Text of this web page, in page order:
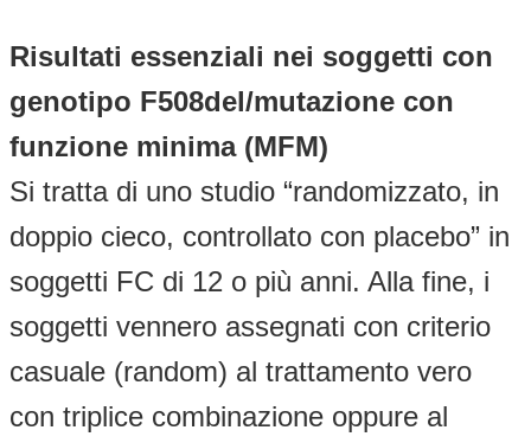
Risultati essenziali nei soggetti con
genotipo F508del/mutazione con
funzione minima (MFM)
Si tratta di uno studio “randomizzato, in
doppio cieco, controllato con placebo” in
soggetti FC di 12 o più anni. Alla fine, i
soggetti vennero assegnati con criterio
casuale (random) al trattamento vero
con triplice combinazione oppure al